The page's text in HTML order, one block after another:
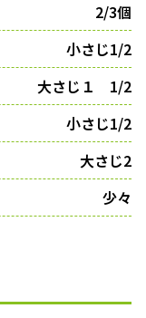
2/3個
小さじ1/2
大さじ１ 1/2
小さじ1/2
大さじ2
少々